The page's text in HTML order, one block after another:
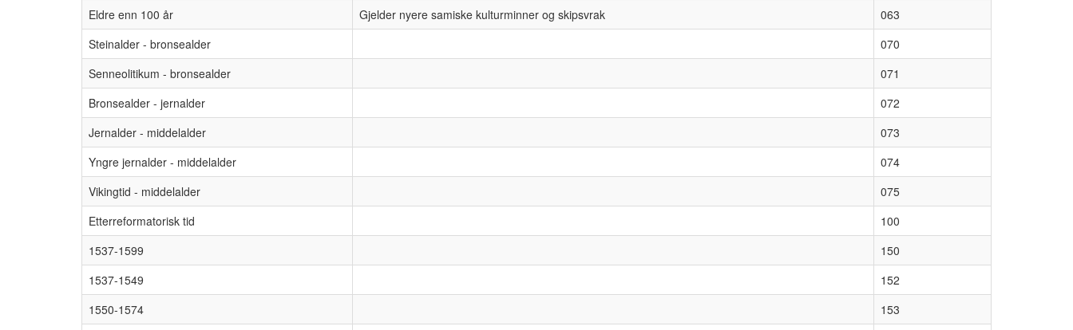
Eldre enn 100 år
Gjelder nyere samiske kulturminner og skipsvrak
063
Steinalder - bronsealder
070
Senneolitikum - bronsealder
071
Bronsealder - jernalder
072
Jernalder - middelalder
073
Yngre jernalder - middelalder
074
Vikingtid - middelalder
075
Etterreformatorisk tid
100
1537-1599
150
1537-1549
152
1550-1574
153